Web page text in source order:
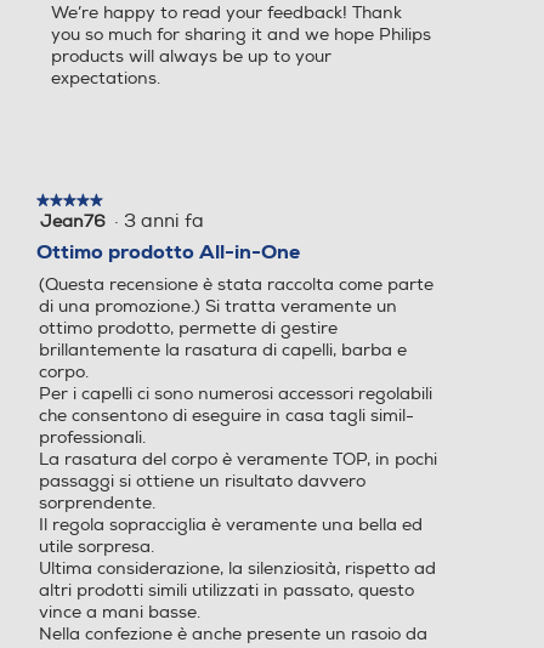
ade
Strumenti per lo s
Rifinitore in acciaio ,Ri
ne di precisione ,Petti
7 mm ,Pettine regolab
ile da 9-13 mm ,Prote
zione regolabile da 16
-20 mm ,2 pettini per
il corpo ,Pettine per le
Documents
We’re happy to read your feedback! Thank
you so much for sharing it and we hope Philips
products will always be up to your
expectations.
★★★★★
★★★★★
5
5
stelle.
Jean76 · 3 anni fa
Ottimo prodotto All-in-One
(Questa recensione è stata raccolta come parte
di una promozione.) Si tratta veramente un
ottimo prodotto, permette di gestire
brillantemente la rasatura di capelli, barba e
corpo.
Per i capelli ci sono numerosi accessori regolabili
che consentono di eseguire in casa tagli simil-
professionali.
La rasatura del corpo è veramente TOP, in pochi
passaggi si ottiene un risultato davvero
sorprendente.
Il regola sopracciglia è veramente una bella ed
utile sorpresa.
Ultima considerazione, la silenziosità, rispetto ad
altri prodotti simili utilizzati in passato, questo
vince a mani basse.
Nella confezione è anche presente un rasoio da